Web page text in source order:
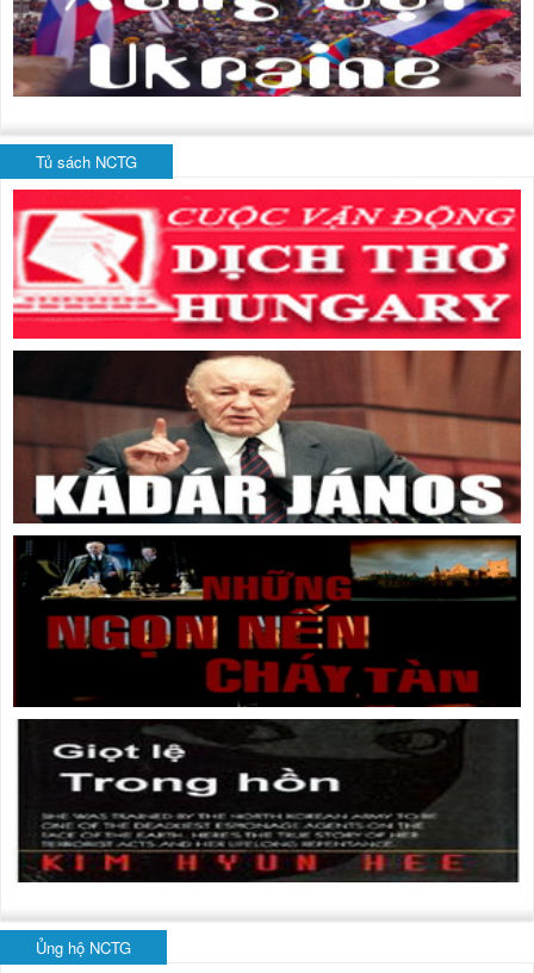
Tủ sách NCTG
Ủng hộ NCTG